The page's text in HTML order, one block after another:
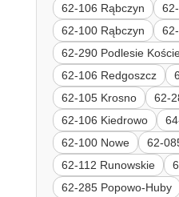
62-106 Rąbczyn
62-100 Rąbczyn
62-290 Podlesie
62-106 Redgoszcz
62-105 Krosno
62-
62-106 Kiedrowo
62-100 Nowe
62-
62-112 Runowskie
62-285 Popowo-Huby